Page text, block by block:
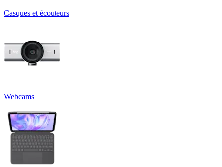
Casques et écouteurs
Webcams